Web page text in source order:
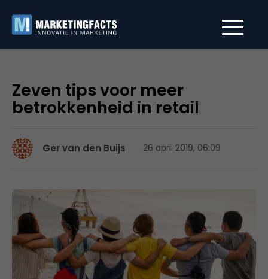
Zeven tips voor meer
betrokkenheid in retail
Ger van den Buijs 26 april 2019, 06:09